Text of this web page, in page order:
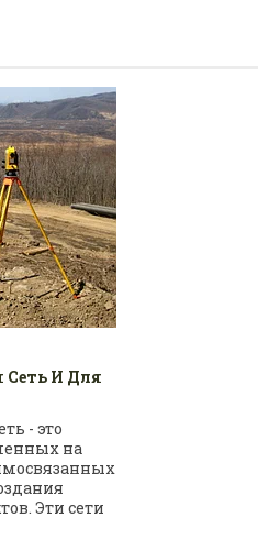
Сеть И Для
- это
на
Эти сети